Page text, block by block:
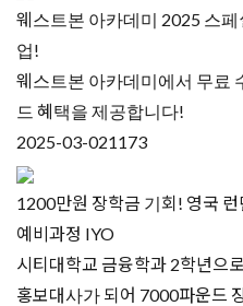
웨스트본 아카데미 2025 스
업!
웨스트본 아카데미에서 무료
드 혜택을 제공합니다!
2025-03-021173
1200만원 장학금 기회! 영국
예비과정 IYO
시티대학교 금융학과 2학년으
홍보대사가 되어 7000파운드